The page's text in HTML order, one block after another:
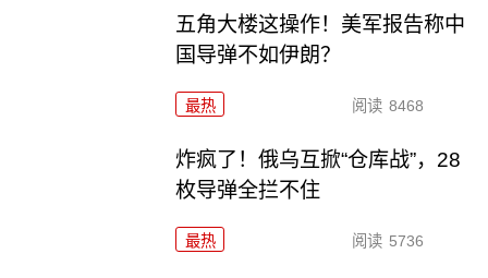
五角大楼这操作！美军报告称中
国导弹不如伊朗？
最热 阅读 8468
炸疯了！俄乌互掀“仓库战”，28
枚导弹全拦不住
最热 阅读 5736